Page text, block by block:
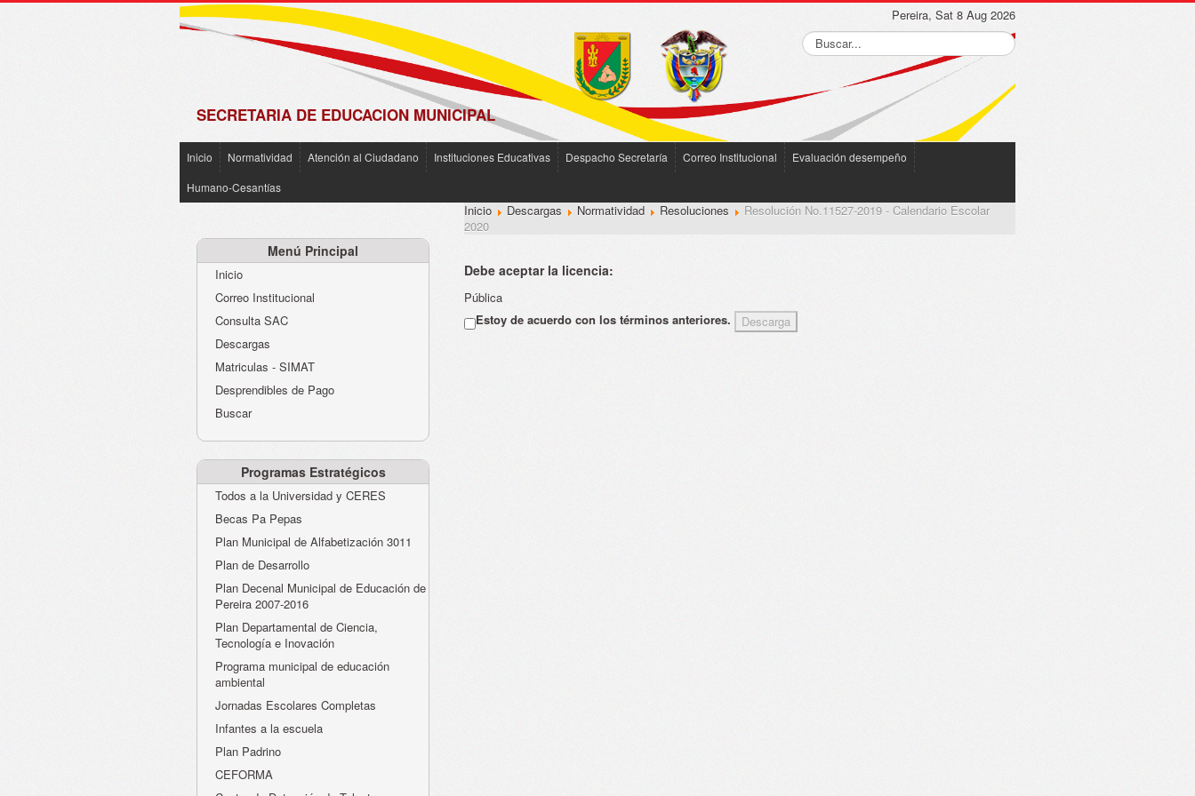
SECRETARIA DE EDUCACION MUNICIPAL
Pereira, Sat 8 Aug 2026
Inicio Normatividad Atención al Ciudadano Instituciones Educativas Despacho Secretaría Correo Institucional
Evaluación desempeño
Humano-Cesantías
Menú Principal
Inicio
Correo Institucional
Consulta SAC
Descargas
Matriculas - SIMAT
Desprendibles de Pago
Buscar
Programas Estratégicos
Todos a la Universidad y CERES
Becas Pa Pepas
Plan Municipal de Alfabetización 3011
Plan de Desarrollo
Plan Decenal Municipal de Educación de
Pereira 2007-2016
Plan Departamental de Ciencia,
Tecnología e Inovación
Programa municipal de educación
ambiental
Jornadas Escolares Completas
Infantes a la escuela
Plan Padrino
CEFORMA
de
Inicio Descargas Normatividad Resoluciones
Resolución No.11527-2019 - Calendario Escolar
2020
Debe aceptar la licencia:
Pública
Estoy de acuerdo con los términos anteriores.